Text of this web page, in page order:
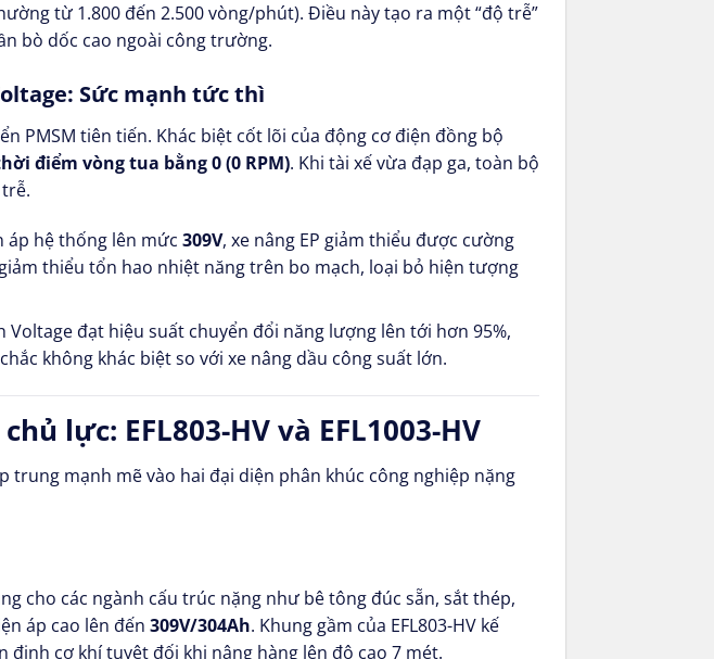
từ 1.800 đến 2.500 vòng/phút). Điều này tạo ra một “độ trễ”
bò dốc cao ngoài công trường.
Sức mạnh tức thì
PMSM tiên tiến. Khác biệt cốt lõi của động cơ điện đồng bộ
điểm vòng tua bằng 0 (0 RPM). Khi tài xế vừa đạp ga, toàn bộ
áp hệ thống lên mức 309V, xe nâng EP giảm thiểu được cường
thiểu tổn hao nhiệt năng trên bo mạch, loại bỏ hiện tượng
đạt hiệu suất chuyển đổi năng lượng lên tới hơn 95%,
không khác biệt so với xe nâng dầu công suất lớn.
lực: EFL803-HV và EFL1003-HV
trung mạnh mẽ vào hai đại diện phân khúc công nghiệp nặng
cho các ngành cấu trúc nặng như bê tông đúc sẵn, sắt thép,
áp cao lên đến 309V/304Ah. Khung gầm của EFL803-HV kế
cơ khí tuyệt đối khi nâng hàng lên độ cao 7 mét.